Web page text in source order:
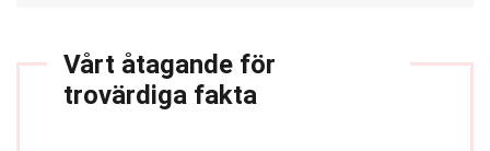
Vårt åtagande för
trovärdiga fakta